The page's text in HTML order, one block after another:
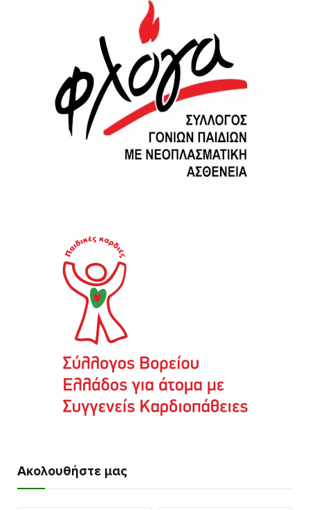
Ακολουθήστε μας